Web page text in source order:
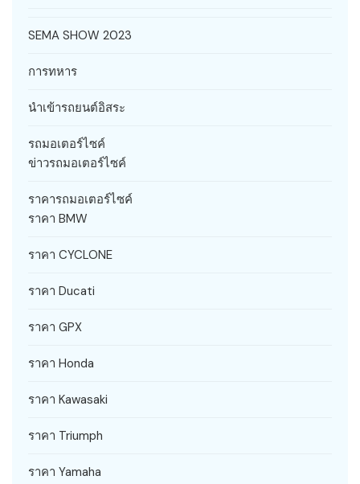
SEMA SHOW 2023
การทหาร
นำเข้ารถยนต์อิสระ
รถมอเตอร์ไซค์
ข่าวรถมอเตอร์ไซค์
ราคารถมอเตอร์ไซค์
ราคา BMW
ราคา CYCLONE
ราคา Ducati
ราคา GPX
ราคา Honda
ราคา Kawasaki
ราคา Triumph
ราคา Yamaha